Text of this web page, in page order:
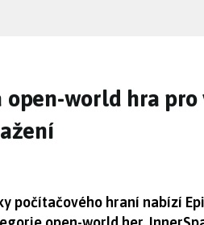
open-world hra pro
počítačového hraní nabízí